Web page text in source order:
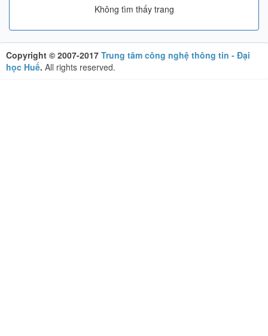
Không tìm thấy trang
Copyright © 2007-2017 Trung tâm công nghệ thông tin - Đại
học Huế. All rights reserved.